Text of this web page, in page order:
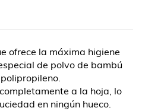
ofrece la máxima higiene
de polvo de bambú
a la hoja, lo
en ningún hueco.